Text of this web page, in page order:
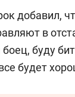
добавил,
в
буду
будет